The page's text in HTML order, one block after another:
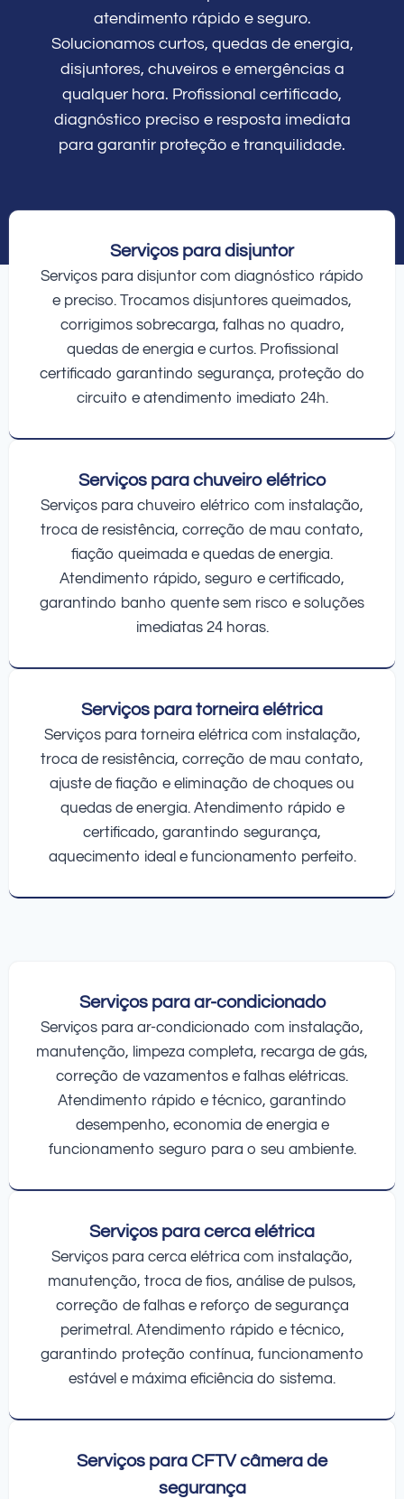
atendimento rápido e seguro.
Solucionamos curtos, quedas de energia,
disjuntores, chuveiros e emergências a
qualquer hora. Profissional certificado,
diagnóstico preciso e resposta imediata
para garantir proteção e tranquilidade.
Serviços para disjuntor
Serviços para disjuntor com diagnóstico rápido
e preciso. Trocamos disjuntores queimados,
corrigimos sobrecarga, falhas no quadro,
quedas de energia e curtos. Profissional
certificado garantindo segurança, proteção do
circuito e atendimento imediato 24h.
Serviços para chuveiro elétrico
Serviços para chuveiro elétrico com instalação,
troca de resistência, correção de mau contato,
fiação queimada e quedas de energia.
Atendimento rápido, seguro e certificado,
garantindo banho quente sem risco e soluções
imediatas 24 horas.
Serviços para torneira elétrica
Serviços para torneira elétrica com instalação,
troca de resistência, correção de mau contato,
ajuste de fiação e eliminação de choques ou
quedas de energia. Atendimento rápido e
certificado, garantindo segurança,
aquecimento ideal e funcionamento perfeito.
Serviços para ar-condicionado
Serviços para ar-condicionado com instalação,
manutenção, limpeza completa, recarga de gás,
correção de vazamentos e falhas elétricas.
Atendimento rápido e técnico, garantindo
desempenho, economia de energia e
funcionamento seguro para o seu ambiente.
Serviços para cerca elétrica
Serviços para cerca elétrica com instalação,
manutenção, troca de fios, análise de pulsos,
correção de falhas e reforço de segurança
perimetral. Atendimento rápido e técnico,
garantindo proteção contínua, funcionamento
estável e máxima eficiência do sistema.
Serviços para CFTV câmera de
segurança